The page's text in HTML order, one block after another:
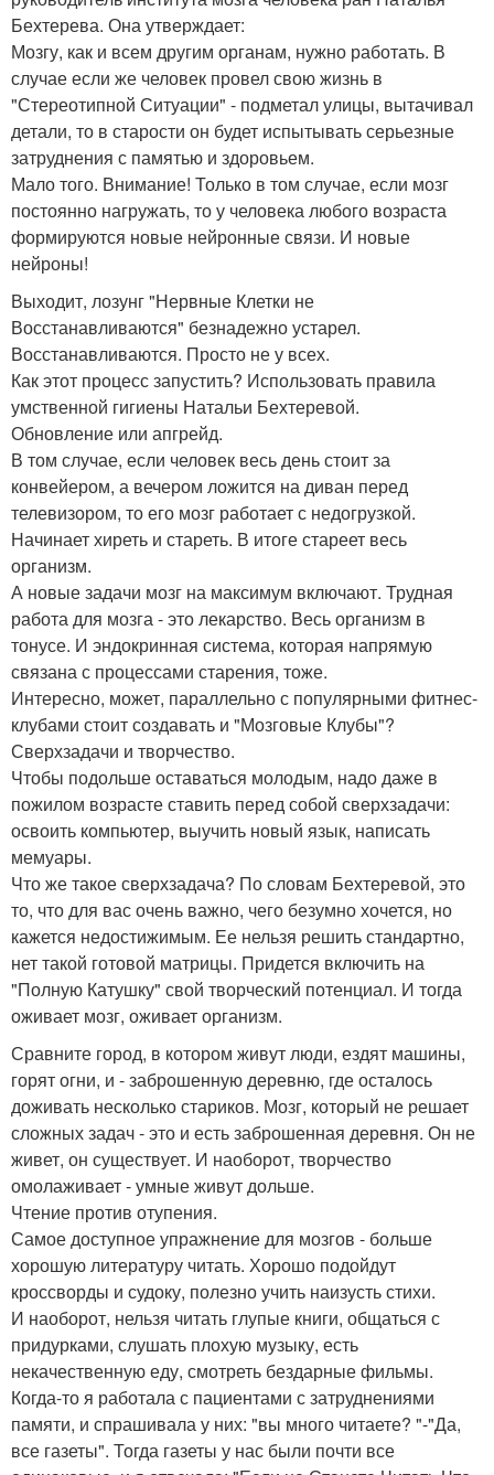
Бехтерева. Она утверждает:
Мозгу, как и всем другим органам, нужно работать. В
случае если же человек провел свою жизнь в
"Стереотипной Ситуации" - подметал улицы, вытачивал
детали, то в старости он будет испытывать серьезные
затруднения с памятью и здоровьем.
Мало того. Внимание! Только в том случае, если мозг
постоянно нагружать, то у человека любого возраста
формируются новые нейронные связи. И новые
нейроны!
Выходит, лозунг "Нервные Клетки не
Восстанавливаются" безнадежно устарел.
Восстанавливаются. Просто не у всех.
Как этот процесс запустить? Использовать правила
умственной гигиены Натальи Бехтеревой.
Обновление или апгрейд.
В том случае, если человек весь день стоит за
конвейером, а вечером ложится на диван перед
телевизором, то его мозг работает с недогрузкой.
Начинает хиреть и стареть. В итоге стареет весь
организм.
А новые задачи мозг на максимум включают. Трудная
работа для мозга - это лекарство. Весь организм в
тонусе. И эндокринная система, которая напрямую
связана с процессами старения, тоже.
Интересно, может, параллельно с популярными фитнес-
клубами стоит создавать и "Мозговые Клубы"?
Сверхзадачи и творчество.
Чтобы подольше оставаться молодым, надо даже в
пожилом возрасте ставить перед собой сверхзадачи:
освоить компьютер, выучить новый язык, написать
мемуары.
Что же такое сверхзадача? По словам Бехтеревой, это
то, что для вас очень важно, чего безумно хочется, но
кажется недостижимым. Ее нельзя решить стандартно,
нет такой готовой матрицы. Придется включить на
"Полную Катушку" свой творческий потенциал. И тогда
оживает мозг, оживает организм.
Сравните город, в котором живут люди, ездят машины,
горят огни, и - заброшенную деревню, где осталось
доживать несколько стариков. Мозг, который не решает
сложных задач - это и есть заброшенная деревня. Он не
живет, он существует. И наоборот, творчество
омолаживает - умные живут дольше.
Чтение против отупения.
Самое доступное упражнение для мозгов - больше
хорошую литературу читать. Хорошо подойдут
кроссворды и судоку, полезно учить наизусть стихи.
И наоборот, нельзя читать глупые книги, общаться с
придурками, слушать плохую музыку, есть
некачественную еду, смотреть бездарные фильмы.
Когда-то я работала с пациентами с затруднениями
памяти, и спрашивала у них: "вы много читаете? "-"Да,
все газеты". Тогда газеты у нас были почти все